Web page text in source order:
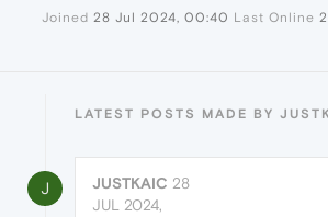
Joined 28 Jul 2024, 00:40 Last Online
LATEST POSTS MADE BY
J JUSTKAIC 28
JUL 2024,